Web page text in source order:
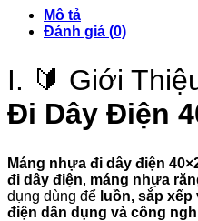
Mô tả
Đánh giá (0)
I. 🔰 Giới
Đi Dây Điện
Máng nhựa đi dây điện
đi dây điện, máng nhựa
dụng dùng để luồn, sắp
điện dân dụng và công